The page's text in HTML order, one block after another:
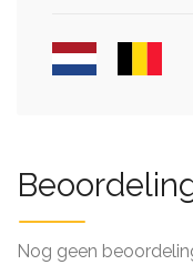
Nog geen